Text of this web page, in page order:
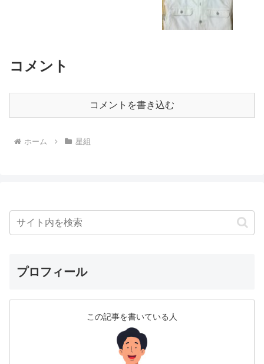
コメント
コメントを書き込む
ホーム 星組
プロフィール
この記事を書いている人